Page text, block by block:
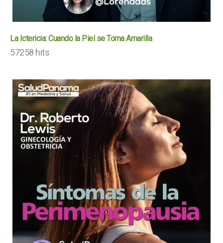
La Ictericia: Cuando la Piel se Torna Amarilla
57258 hits